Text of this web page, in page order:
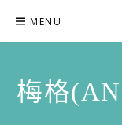
content
MENU
梅格